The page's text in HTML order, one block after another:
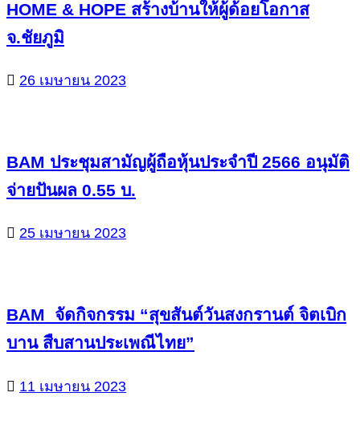
HOME & HOPE สร้างบ้านให้ผู้ด้อยโอกาส
จ.ชัยภูมิ
26 เมษายน 2023
BAM ประชุมสามัญผู้ถือหุ้นประจำปี 2566 อนุมัติ
จ่ายปันผล 0.55 บ.
25 เมษายน 2023
BAM จัดกิจกรรม “สุขสันต์วันสงกรานต์ จิตเบิก
บาน สืบสานประเพณีไทย”
11 เมษายน 2023